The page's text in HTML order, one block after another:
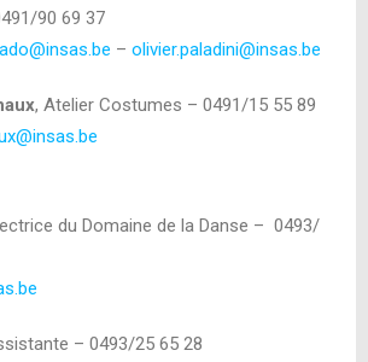
90 69 37
– olivier.paladini@insas.be
, Atelier Costumes – 0491/15 55 89
du Domaine de la Danse – 0493/
– 0493/25 65 28